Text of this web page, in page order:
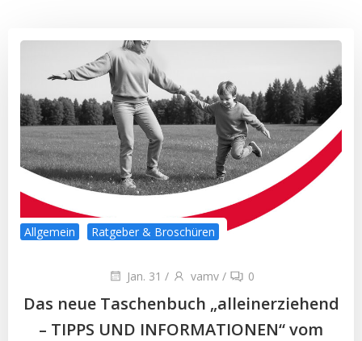
Allgemein Ratgeber & Broschüren
Jan. 31 / vamv / 0
Das neue Taschenbuch „alleinerziehend
– TIPPS UND INFORMATIONEN“ vom